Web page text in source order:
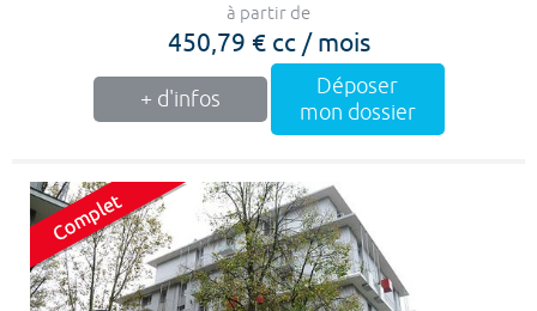
à partir de
450,79 € cc / mois
+ d'infos
Déposer
mon dossier